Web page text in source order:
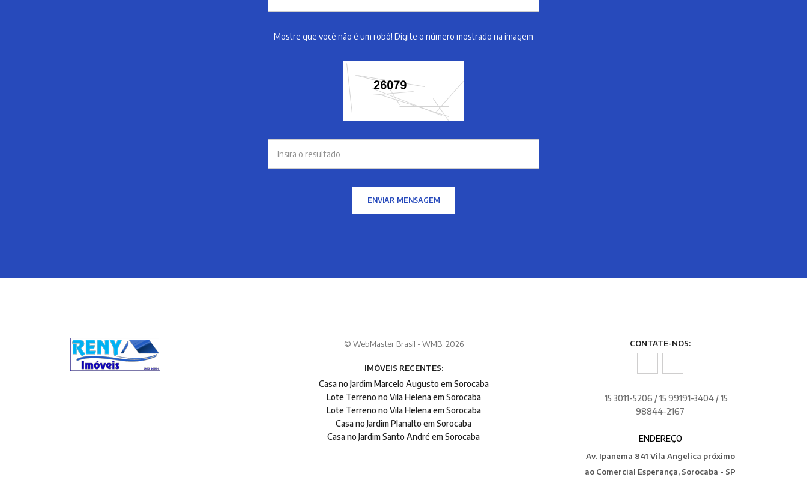
Mostre que você não é um robô! Digite o número mostrado na imagem
ENVIAR MENSAGEM
© WebMaster Brasil - WMB. 2026
IMÓVEIS RECENTES:
Casa no Jardim Marcelo Augusto em Sorocaba
Lote Terreno no Vila Helena em Sorocaba
Lote Terreno no Vila Helena em Sorocaba
Casa no Jardim Planalto em Sorocaba
Casa no Jardim Santo André em Sorocaba
CONTATE-NOS:
15 3011-5206 / 15 99191-3404 / 15
98844-2167
ENDEREÇO
Av. Ipanema 841 Vila Angelica próximo
ao Comercial Esperança, Sorocaba - SP